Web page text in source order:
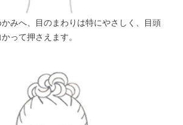
みへ、目のまわりは特にやさしく、目頭
って押さえます。